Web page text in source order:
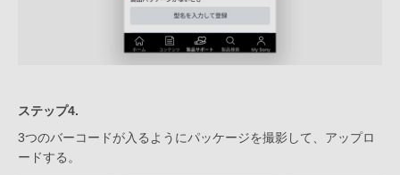
ステップ4.
3つのバーコードが入るようにパッケージを撮影して、アップロ
ードする。